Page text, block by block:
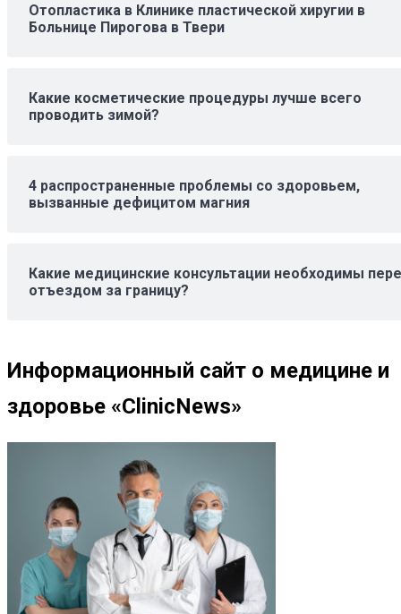
Отопластика в Клинике пластической хиругии в
Больнице Пирогова в Твери
Какие косметические процедуры лучше всего
проводить зимой?
4 распространенные проблемы со здоровьем,
вызванные дефицитом магния
Какие медицинские консультации необходимы
отъездом за границу?
Информационный сайт о медицине и
здоровье «ClinicNews»